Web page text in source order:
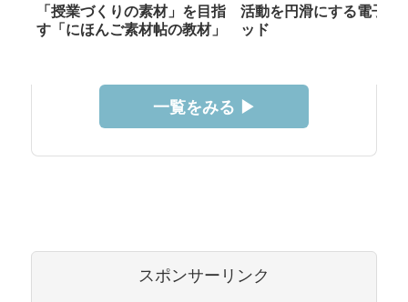
「授業づくりの素材」を目指
す「にほんご素材帖の教材」
活動を円滑にする電子メ
ッド
一覧をみる ▶︎
スポンサーリンク